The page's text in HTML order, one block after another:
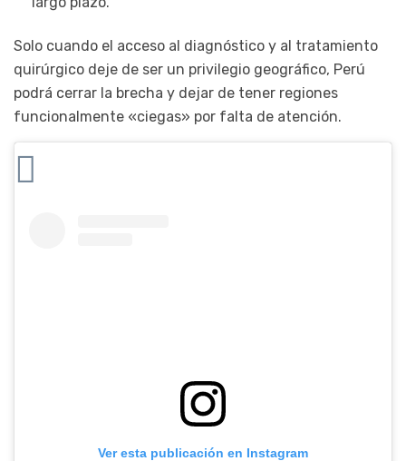
Solo cuando el acceso al diagnóstico y al tratamiento
quirúrgico deje de ser un privilegio geográfico, Perú
podrá cerrar la brecha y dejar de tener regiones
funcionalmente «ciegas» por falta de atención.
Ver esta publicación en Instagram